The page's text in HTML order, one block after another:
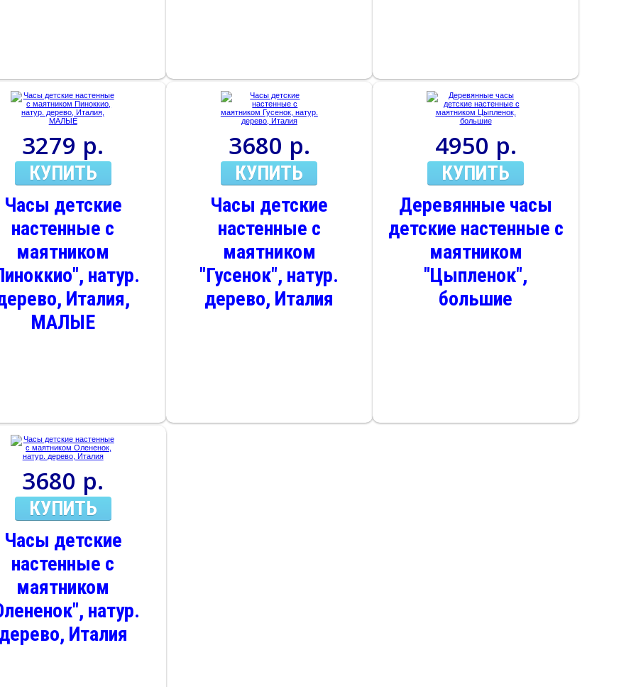
3279 р.
КУПИТЬ
Часы детские
настенные с
маятником
натур.
Италия,
МАЛЫЕ
3680 р.
КУПИТЬ
Часы детские
настенные с
маятником
"Гусенок", натур.
дерево, Италия
4950 р.
КУПИТЬ
Деревянные часы
детские настенные с
маятником
"Цыпленок",
большие
3680 р.
КУПИТЬ
Часы детские
настенные с
маятником
натур.
Италия